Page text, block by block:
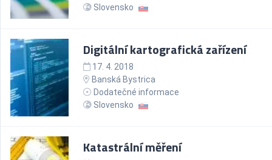
Slovensko
Digitální kartografická zařízení
17. 4. 2018
Banská Bystrica
Dodatečné informace
Slovensko
Katastrální měření